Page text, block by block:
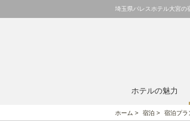
埼玉県パレスホテル大宮の
ホテルの魅力
ホーム > 宿泊 > 宿泊プラ